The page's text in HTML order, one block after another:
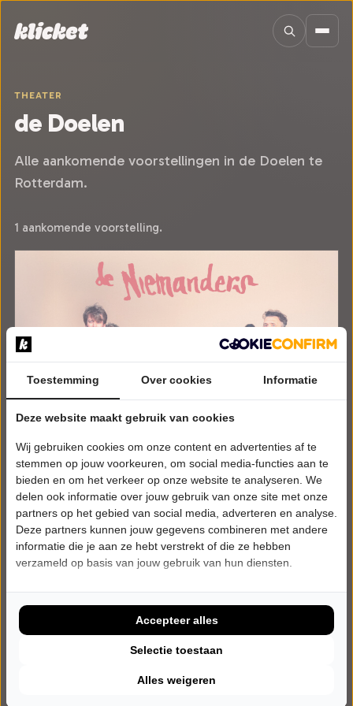
THEATER
de Doelen
Alle aankomende voorstellingen in de Doelen te
Rotterdam.
1 aankomende voorstelling.
VRIJDAG 11 DECEMBER 2026 • 20:15 UUR
Tickets
Toestemming Over cookies Informatie
Deze website maakt gebruik van cookies
Wij gebruiken cookies om onze content en advertenties af te
stemmen op jouw voorkeuren, om social media-functies aan te
bieden en om het verkeer op onze website te analyseren. We
delen ook informatie over jouw gebruik van onze site met onze
partners op het gebied van social media, adverteren en analyse.
Deze partners kunnen jouw gegevens combineren met andere
informatie die je aan ze hebt verstrekt of die ze hebben
verzameld op basis van jouw gebruik van hun diensten.
Alles weigeren
Selectie toestaan
Accepteer alles